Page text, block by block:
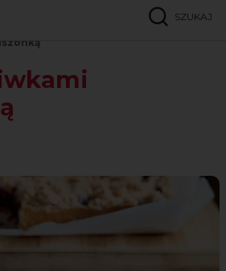
SZUKAJ
serwisie Pinterest
przepis w serwisie Facebook